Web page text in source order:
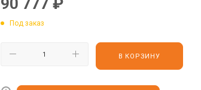
90 777 ₽
Под заказ
В КОРЗИНУ